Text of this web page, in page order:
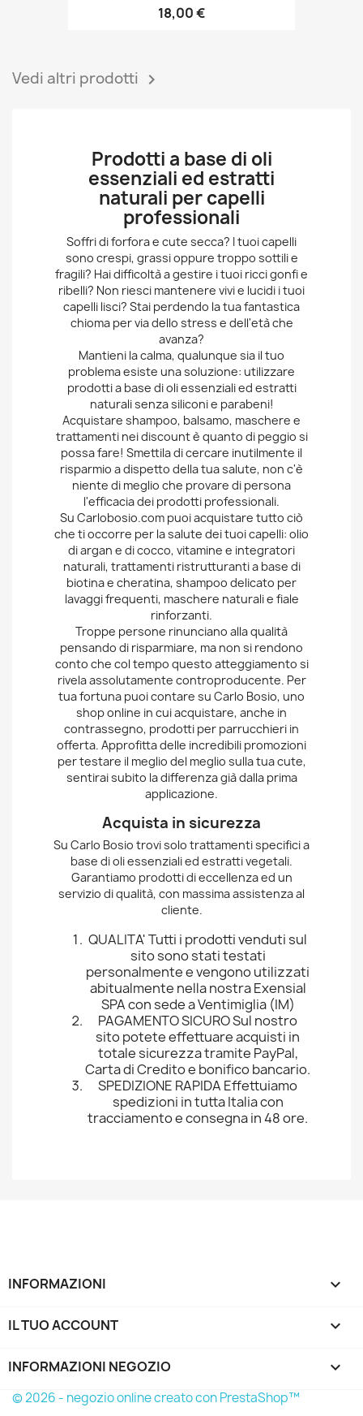
18,00 €
Vedi altri prodotti 
Prodotti a base di oli
essenziali ed estratti
naturali per capelli
professionali
Soffri di forfora e cute secca? I tuoi capelli
sono crespi, grassi oppure troppo sottili e
fragili? Hai difficoltà a gestire i tuoi ricci gonfi e
ribelli? Non riesci mantenere vivi e lucidi i tuoi
capelli lisci? Stai perdendo la tua fantastica
chioma per via dello stress e dell'età che
avanza?
Mantieni la calma, qualunque sia il tuo
problema esiste una soluzione: utilizzare
prodotti a base di oli essenziali ed estratti
naturali senza siliconi e parabeni!
Acquistare shampoo, balsamo, maschere e
trattamenti nei discount è quanto di peggio si
possa fare! Smettila di cercare inutilmente il
risparmio a dispetto della tua salute, non c'è
niente di meglio che provare di persona
l'efficacia dei prodotti professionali.
Su Carlobosio.com puoi acquistare tutto ciò
che ti occorre per la salute dei tuoi capelli: olio
di argan e di cocco, vitamine e integratori
naturali, trattamenti ristrutturanti a base di
biotina e cheratina, shampoo delicato per
lavaggi frequenti, maschere naturali e fiale
rinforzanti.
Troppe persone rinunciano alla qualità
pensando di risparmiare, ma non si rendono
conto che col tempo questo atteggiamento si
rivela assolutamente controproducente. Per
tua fortuna puoi contare su Carlo Bosio, uno
shop online in cui acquistare, anche in
contrassegno, prodotti per parrucchieri in
offerta. Approfitta delle incredibili promozioni
per testare il meglio del meglio sulla tua cute,
sentirai subito la differenza già dalla prima
applicazione.
Acquista in sicurezza
Su Carlo Bosio trovi solo trattamenti specifici a
base di oli essenziali ed estratti vegetali.
Garantiamo prodotti di eccellenza ed un
servizio di qualità, con massima assistenza al
cliente.
QUALITA' Tutti i prodotti venduti sul
sito sono stati testati
personalmente e vengono utilizzati
abitualmente nella nostra Exensial
SPA con sede a Ventimiglia (IM)
PAGAMENTO SICURO Sul nostro
sito potete effettuare acquisti in
totale sicurezza tramite PayPal,
Carta di Credito e bonifico bancario.
SPEDIZIONE RAPIDA Effettuiamo
spedizioni in tutta Italia con
tracciamento e consegna in 48 ore.
INFORMAZIONI 
IL TUO ACCOUNT 
INFORMAZIONI NEGOZIO keyboard_arrow_down
© 2026 - negozio online creato con PrestaShop™